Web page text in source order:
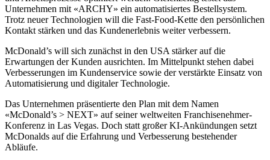
Unternehmen mit «ARCHY» ein automatisiertes Bestellsystem.
Trotz neuer Technologien will die Fast-Food-Kette den persönlichen
Kontakt stärken und das Kundenerlebnis weiter verbessern.
McDonald’s will sich zunächst in den USA stärker auf die
Erwartungen der Kunden ausrichten. Im Mittelpunkt stehen dabei
Verbesserungen im Kundenservice sowie der verstärkte Einsatz von
Automatisierung und digitaler Technologie.
Das Unternehmen präsentierte den Plan mit dem Namen
«McDonald’s > NEXT» auf seiner weltweiten Franchisenehmer-
Konferenz in Las Vegas. Doch statt großer KI-Ankündungen setzt
McDonalds auf die Erfahrung und Verbesserung bestehender
Abläufe.